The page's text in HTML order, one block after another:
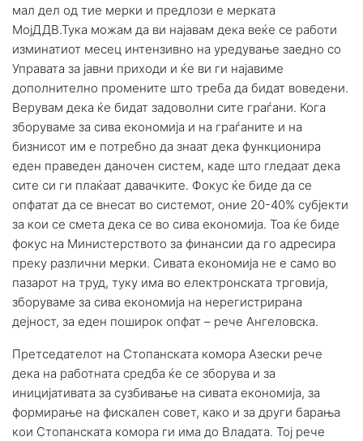
мал дел од тие мерки и предлози е мерката
МојДДВ.Тука можам да ви најавам дека веќе се работи
изминатиот месец интензивно на уредување заедно со
Управата за јавни приходи и ќе ви ги најавиме
дополнително промените што треба да бидат воведени.
Верувам дека ќе бидат задоволни сите граѓани. Кога
зборуваме за сива економија и на граѓаните и на
бизнисот им е потребно да знаат дека функционира
еден праведен даночен систем, каде што гледаат дека
сите си ги плаќаат давачките. Фокус ќе биде да се
опфатат да се внесат во системот, оние 20-40% субјекти
за кои се смета дека се во сива економија. Тоа ќе биде
фокус на Министерството за финансии да го адресира
преку различни мерки. Сивата економија не е само во
пазарот на труд, туку има во електронската трговија,
зборуваме за сива економија на нерегистрирана
дејност, за еден поширок опфат – рече Ангеловска.
Претседателот на Стопанската комора Азески рече
дека на работната средба ќе се зборува и за
иницијативата за сузбивање на сивата економија, за
формирање на фискален совет, како и за други барања
кои Стопанската комора ги има до Владата. Тој рече